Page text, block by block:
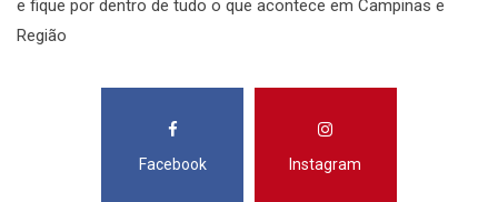
e fique por dentro de tudo o que acontece em Campinas e
Região
Facebook Instagram